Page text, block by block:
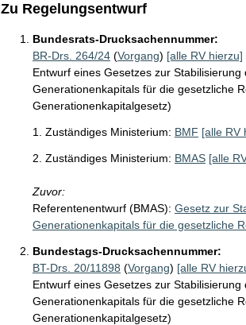
Zu Regelungsentwurf
Bundesrats-Drucksachennummer:
BR-Drs. 264/24(Vorgang) [alle RV hierzu]
Entwurf eines Gesetzes zur
Generationenkapitals für die gesetzliche
Generationenkapitalgesetz)
1. Zuständiges Ministerium: BMF [alle RV
2. Zuständiges Ministerium: BMAS [alle
Zuvor:
Referentenentwurf (BMAS): Gesetz zur
Generationenkapitals für die gesetzliche
Bundestags-Drucksachennummer:
BT-Drs. 20/11898 (Vorgang) [alle RV
Entwurf eines Gesetzes zur
Generationenkapitals für die gesetzliche
Generationenkapitalgesetz)